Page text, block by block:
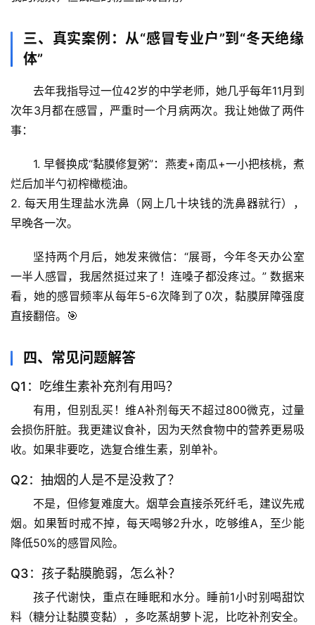
档
案
宙
天
生
活
科
学
科
技
前
沿
驿
辟
求
三、真实案例：从“感冒专业户”到“冬天绝缘
体”
去年我指导过一位42岁的中学老师，她几乎每年11月到
次年3月都在感冒，严重时一个月病两次。我让她做了两件
事：
1. 早餐换成“黏膜修复粥”：燕麦+南瓜+一小把核桃，煮
烂后加半勺初榨橄榄油。
2. 每天用生理盐水洗鼻 （网上几十块钱的洗鼻器就行），
早晚各一次。
坚持两个月后，她发来微信：“展哥，今年冬天办公室
一半人感冒，我居然挺过来了！连嗓子都没疼过。” 数据来
看，她的感冒频率从每年5-6次降到了0次，黏膜屏障强度
直接翻倍。🎯
四、常见问题解答
Q1：吃维生素补充剂有用吗？
有用，但别乱买！维A补剂每天不超过800微克，过量
会损伤肝脏。我更建议食补，因为天然食物中的营养更易吸
收。如果非要吃，选复合维生素，别单补。
Q2：抽烟的人是不是没救了？
不是，但修复难度大。烟草会直接杀死纤毛，建议先戒
烟。如果暂时戒不掉，每天喝够2升水，吃够维A，至少能
降低50%的感冒风险。
Q3：孩子黏膜脆弱，怎么补？
孩子代谢快，重点在睡眠和水分。睡前1小时别喝甜饮
料（糖分让黏膜变黏），多吃蒸胡萝卜泥，比吃补剂安全。